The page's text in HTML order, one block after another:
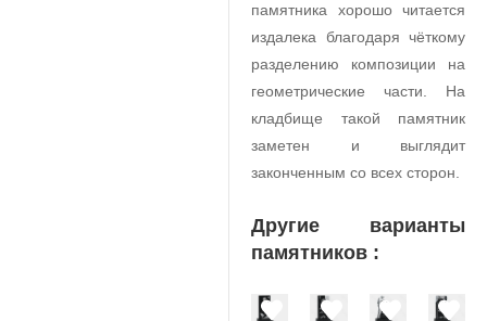
памятника хорошо читается
издалека благодаря чёткому
разделению композиции на
геометрические части. На
кладбище такой памятник
заметен и выглядит
законченным со всех сторон.
Другие варианты
памятников :